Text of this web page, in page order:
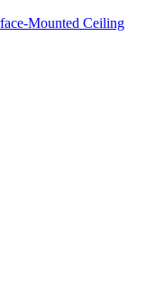
Mounted Ceiling